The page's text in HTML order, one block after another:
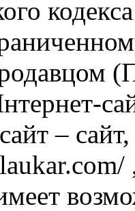
–